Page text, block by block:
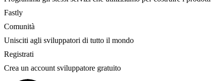
Fastly
Comunità
Unisciti agli sviluppatori di tutto il mondo
Registrati
Crea un account sviluppatore gratuito